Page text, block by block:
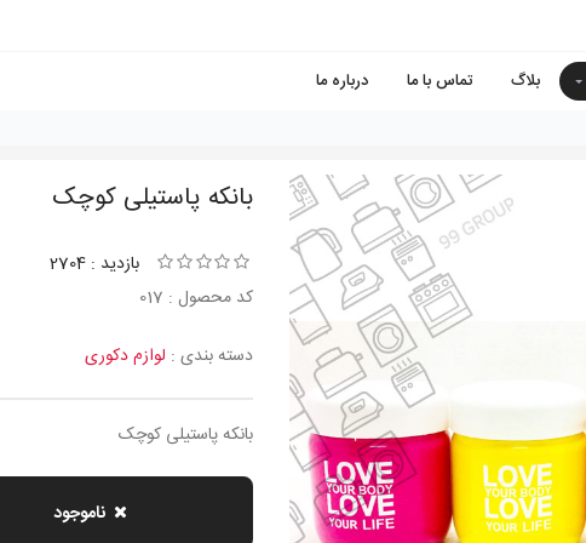
بلاگ تماس با ما
درباره ما
بانكه پاستيلی كوچک
بازدید : 2704
کد محصول : 017
دسته بندی : لوازم دکوری
بانكه پاستيلی كوچک
ناموجود